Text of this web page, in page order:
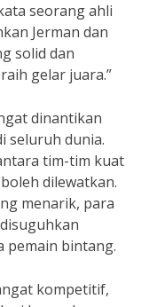
seorang ahli
Jerman dan
solid dan
gelar juara.”
dinantikan
seluruh dunia.
tim-tim kuat
dilewatkan.
menarik, para
pemain bintang.
kompetitif,